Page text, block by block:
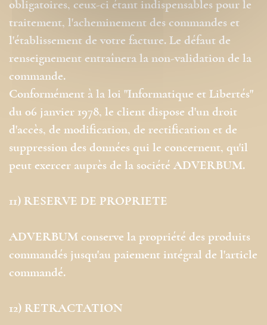
obligatoires, ceux-ci étant indispensables pour le
traitement, l'acheminement des commandes et
l'établissement de votre facture. Le défaut de
renseignement entraînera la non-validation de la
commande.
Conformément à la loi "Informatique et Libertés"
du 06 janvier 1978, le client dispose d'un droit
d'accès, de modification, de rectification et de
suppression des données qui le concernent, qu'il
peut exercer auprès de la société ADVERBUM.
11) RESERVE DE PROPRIETE
ADVERBUM conserve la propriété des produits
commandés jusqu'au paiement intégral de l'article
commandé.
12) RETRACTATION